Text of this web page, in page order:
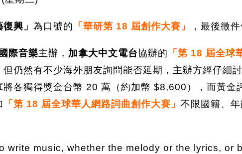
興」 為口號的 「華研第 18 屆創作大賽」 ，最後徵
際音樂主辦， 加拿大中文電台協辦的 「第 18 屆全球
但仍然有不少海外朋友詢問能否延期，主辦方經仔細
將各獨得獎金台幣 20 萬（約加幣 $8,600），而黃金
「第 18 屆全球華人網路詞曲創作大賽」 不限國籍、
write music, whether the melody or the lyrics, or